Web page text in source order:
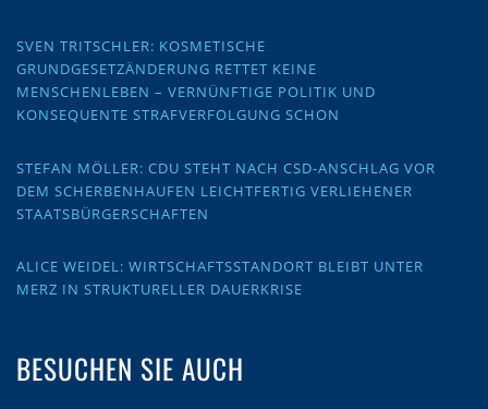
SVEN TRITSCHLER: KOSMETISCHE
GRUNDGESETZÄNDERUNG RETTET KEINE
MENSCHENLEBEN – VERNÜNFTIGE POLITIK UND
KONSEQUENTE STRAFVERFOLGUNG SCHON
STEFAN MÖLLER: CDU STEHT NACH CSD-ANSCHLAG VOR
DEM SCHERBENHAUFEN LEICHTFERTIG VERLIEHENER
STAATSBÜRGERSCHAFTEN
ALICE WEIDEL: WIRTSCHAFTSSTANDORT BLEIBT UNTER
MERZ IN STRUKTURELLER DAUERKRISE
BESUCHEN SIE AUCH